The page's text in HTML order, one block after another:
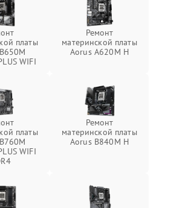
платы
WIFI
Ремонт
материнской платы
Aorus A620M H
платы
WIFI
Ремонт
материнской платы
Aorus B840M H